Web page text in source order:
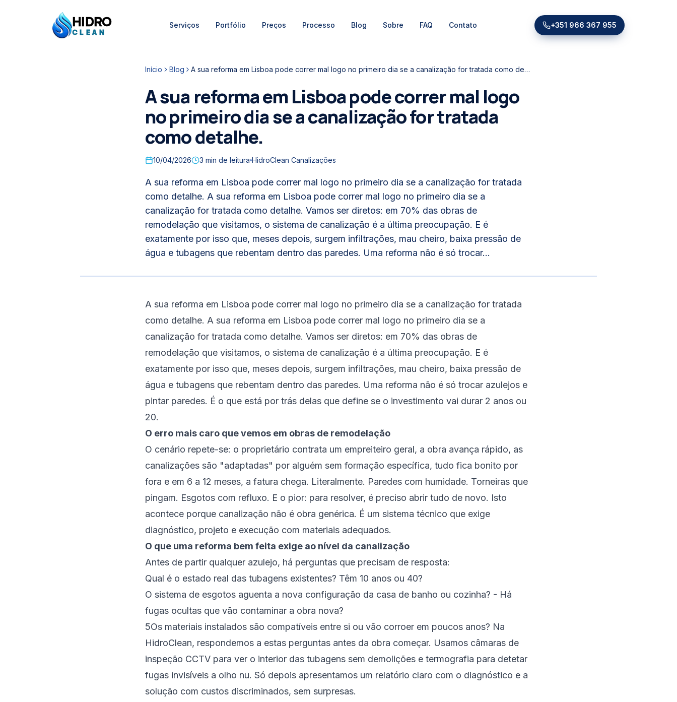
HIDRO
CLEAN
HidroClean Canalizações
Serviços Portfólio Preços Processo Blog Sobre FAQ Contato +351 966 367 955
Início Blog A sua reforma em Lisboa pode correr mal logo no primeiro dia se a canalização for tratada como detalhe.
A sua reforma em Lisboa pode correr mal logo
no primeiro dia se a canalização for tratada
como detalhe.
10/04/2026 3 min de leitura HidroClean Canalizações
A sua reforma em Lisboa pode correr mal logo no primeiro dia se a canalização for tratada
como detalhe. A sua reforma em Lisboa pode correr mal logo no primeiro dia se a
canalização for tratada como detalhe. Vamos ser diretos: em 70% das obras de
remodelação que visitamos, o sistema de canalização é a última preocupação. E é
exatamente por isso que, meses depois, surgem infiltrações, mau cheiro, baixa pressão de
água e tubagens que rebentam dentro das paredes. Uma reforma não é só trocar...
A sua reforma em Lisboa pode correr mal logo no primeiro dia se a canalização for tratada
como detalhe. A sua reforma em Lisboa pode correr mal logo no primeiro dia se a
canalização for tratada como detalhe. Vamos ser diretos: em 70% das obras de
remodelação que visitamos, o sistema de canalização é a última preocupação. E é
exatamente por isso que, meses depois, surgem infiltrações, mau cheiro, baixa pressão de
água e tubagens que rebentam dentro das paredes. Uma reforma não é só trocar azulejos e
pintar paredes. É o que está por trás delas que define se o investimento vai durar 2 anos ou
20.
O erro mais caro que vemos em obras de remodelação
O cenário repete-se: o proprietário contrata um empreiteiro geral, a obra avança rápido, as
canalizações são "adaptadas" por alguém sem formação específica, tudo fica bonito por
fora e em 6 a 12 meses, a fatura chega. Literalmente. Paredes com humidade. Torneiras que
pingam. Esgotos com refluxo. E o pior: para resolver, é preciso abrir tudo de novo. Isto
acontece porque canalização não é obra genérica. É um sistema técnico que exige
diagnóstico, projeto e execução com materiais adequados.
O que uma reforma bem feita exige ao nível da canalização
Antes de partir qualquer azulejo, há perguntas que precisam de resposta:
Qual é o estado real das tubagens existentes? Têm 10 anos ou 40?
O sistema de esgotos aguenta a nova configuração da casa de banho ou cozinha? - Há
fugas ocultas que vão contaminar a obra nova?
5Os materiais instalados são compatíveis entre si ou vão corroer em poucos anos? Na
HidroClean, respondemos a estas perguntas antes da obra começar. Usamos câmaras de
inspeção CCTV para ver o interior das tubagens sem demolições e termografia para detetar
fugas invisíveis a olho nu. Só depois apresentamos um relatório claro com o diagnóstico e a
solução com custos discriminados, sem surpresas.